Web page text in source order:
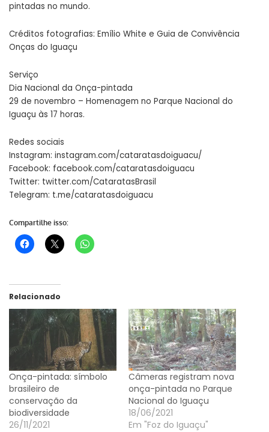
pintadas no mundo.
Créditos fotografias: Emílio White e Guia de Convivência
Onças do Iguaçu
Serviço
Dia Nacional da Onça-pintada
29 de novembro – Homenagem no Parque Nacional do
Iguaçu às 17 horas.
Redes sociais
Instagram: instagram.com/cataratasdoiguacu/
Facebook: facebook.com/cataratasdoiguacu
Twitter: twitter.com/CataratasBrasil
Telegram: t.me/cataratasdoiguacu
Compartilhe isso:
Relacionado
Onça-pintada: símbolo
brasileiro de
conservação da
biodiversidade
26/11/2021
Câmeras registram nova
onça-pintada no Parque
Nacional do Iguaçu
18/06/2021
Em "Foz do Iguaçu"